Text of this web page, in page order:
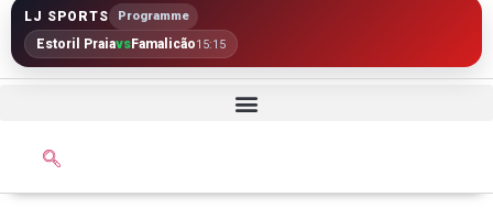
LJ SPORTS Programme
Estoril PraiavsFamalicão15:15